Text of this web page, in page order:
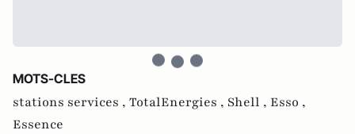
MOTS-CLES
stations services , TotalEnergies , Shell , Esso ,
Essence